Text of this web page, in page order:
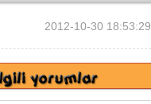
2012-10-30 18:53:29